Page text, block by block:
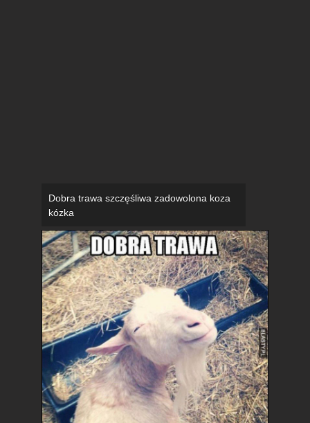
Dobra trawa szczęśliwa zadowolona koza
kózka